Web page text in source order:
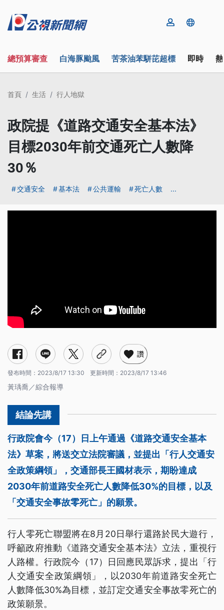
總預算審查 白海豚颱風 苦茶油苯駢芘超標 即時
首頁 生活 行人地獄
政院提《道路交通安全基本法》
目標2030年前交通死亡人數降
30％
交通安全 基本法 公共運輸 死亡人數 ...
讚
發布時間： 2023/8/17 13:30 更新時間： 2023/8/17 13:46
黃瑀喬／綜合報導
行政院會今（17）日上午通過《道路交通安全基本
法》草案，將送交立法院審議，並提出「行人交通安
全政策綱領」，交通部長王國材表示，期盼達成
2030年前道路安全死亡人數降低30%的目標，以及
「交通安全事故零死亡」的願景。
行人零死亡聯盟將在8月20日舉行還路於民大遊行，
呼籲政府推動《道路交通安全基本法》立法，重視行
人路權。行政院今（17）日回應民眾訴求，提出「行
人交通安全政策綱領」，以2030年前道路安全死亡
人數降低30%為目標，並訂定交通安全事故零死亡的
政策願景。